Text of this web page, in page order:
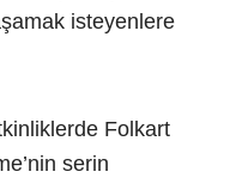
isteyenlere
Folkart
serin